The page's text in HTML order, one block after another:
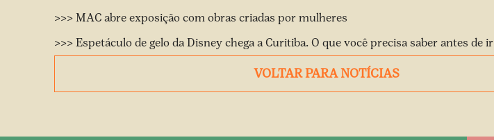
>>> MAC abre exposição com obras criadas por mulheres
>>> Espetáculo de gelo da Disney chega a Curitiba. O que você precisa saber antes de ir
VOLTAR PARA NOTÍCIAS